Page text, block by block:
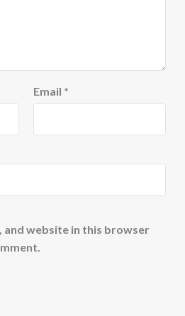
Email *
and website in this browser